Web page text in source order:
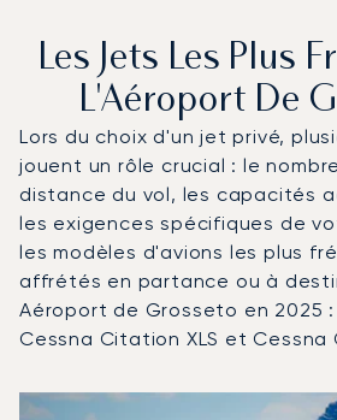
Les Jets Les Plus
L'Aéroport De
Lors du choix d'un jet privé,
jouent un rôle crucial : le
distance du vol, les capacités
les exigences spécifiques de
les modèles d'avions les plus
affrétés en partance ou à
Aéroport de Grosseto en 2025 :
Cessna Citation XLS et
Photo de l'aéronef
Modèle